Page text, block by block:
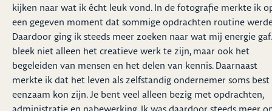
kijken naar wat ik écht leuk vond. In de fotografie merkte ik
een gegeven moment dat sommige opdrachten routine
Daardoor ging ik steeds meer zoeken naar wat mij energie
bleek niet alleen het creatieve werk te zijn, maar ook het
begeleiden van mensen en het delen van kennis. Daarnaast
merkte ik dat het leven als zelfstandig ondernemer soms best
eenzaam kon zijn. Je bent veel alleen bezig met opdrachten,